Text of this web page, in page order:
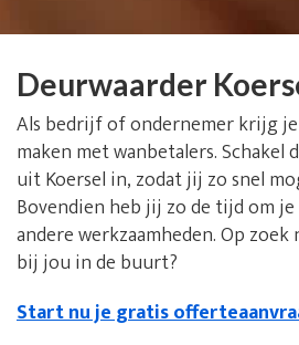
Deurwaarder
Als bedrijf of ondernemer krijg
maken met wanbetalers. Schakel
uit Koersel in, zodat jij zo snel
Bovendien heb jij zo de tijd om
andere werkzaamheden. Op
bij jou in de buurt?
Start nu je gratis